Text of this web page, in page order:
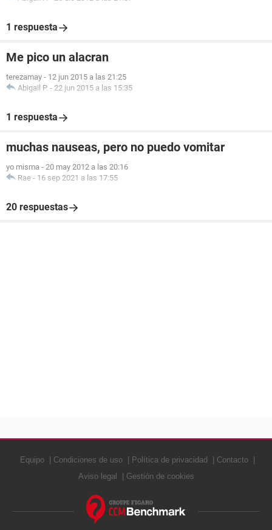
1 respuesta
Me pico un alacran
terezamay - 12 jun 2015 a las 21:25
Abigail P. - 22 jun 2015 a las 15:35
1 respuesta
muchas nauseas, pero no puedo vomitar
yo misma - 20 may 2012 a las 20:16
Rae - 16 sep 2021 a las 17:55
20 respuestas
Equipo Condiciones de uso Política de privacidad
Contacto
Aviso legal
Gestión de cookies